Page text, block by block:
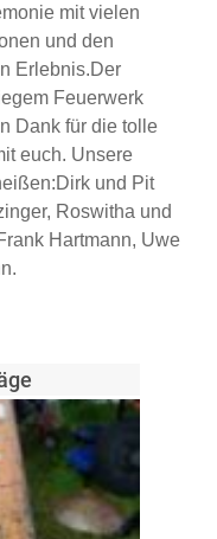
mit vielen
und den
Erlebnis.Der
Feuerwerk
Dank für die tolle
euch. Unsere
und Pit
Roswitha und
Hartmann, Uwe